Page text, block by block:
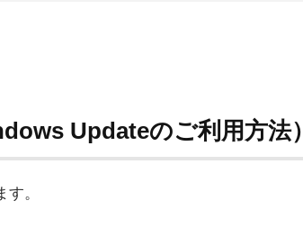
Updateのご利用方法）
。